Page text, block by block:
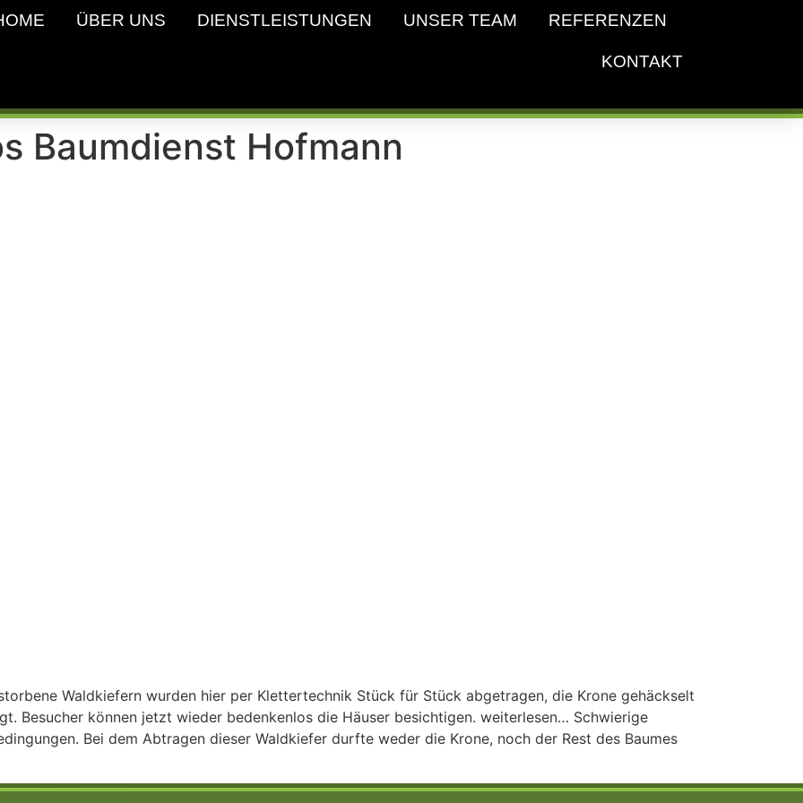
ÜBER UNS DIENSTLEISTUNGEN UNSER TEAM REFERENZEN
KONTAKT
Baumdienst Hofmann
Waldkiefern wurden hier per Klettertechnik Stück für Stück abgetragen, die Krone gehäckselt
Besucher können jetzt wieder bedenkenlos die Häuser besichtigen. weiterlesen… Schwierige
Bei dem Abtragen dieser Waldkiefer durfte weder die Krone, noch der Rest des Baumes